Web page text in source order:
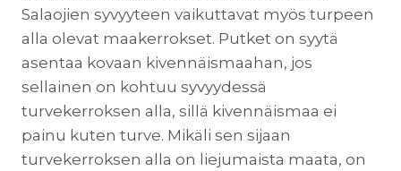
Salaojien syvyyteen vaikuttavat myös turpeen
alla olevat maakerrokset. Putket on syytä
asentaa kovaan kivennäismaahan, jos
sellainen on kohtuu syvyydessä
turvekerroksen alla, sillä kivennäismaa ei
painu kuten turve. Mikäli sen sijaan
turvekerroksen alla on liejumaista maata, on